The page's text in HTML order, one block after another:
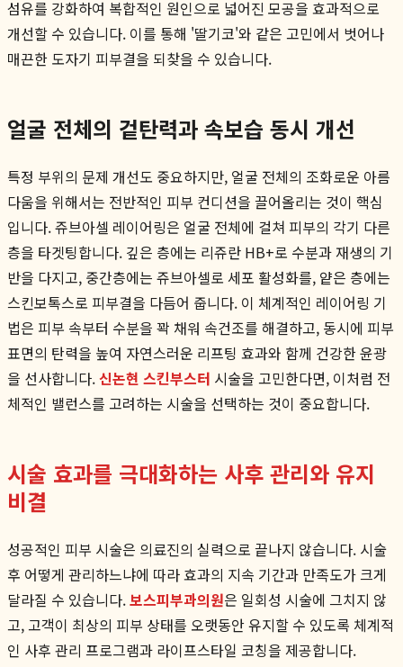
섬유를 강화하여 복합적인 원인으로 넓어진 모공을 효과적으로
개선할 수 있습니다. 이를 통해 '딸기코'와 같은 고민에서 벗어나
매끈한 도자기 피부결을 되찾을 수 있습니다.
얼굴 전체의 겉탄력과 속보습 동시 개선
특정 부위의 문제 개선도 중요하지만, 얼굴 전체의 조화로운 아름
다움을 위해서는 전반적인 피부 컨디션을 끌어올리는 것이 핵심
입니다. 쥬브아셀 레이어링은 얼굴 전체에 걸쳐 피부의 각기 다른
층을 타겟팅합니다. 깊은 층에는 리쥬란 HB+로 수분과 재생의 기
반을 다지고, 중간층에는 쥬브아셀로 세포 활성화를, 얕은 층에는
스킨보톡스로 피부결을 다듬어 줍니다. 이 체계적인 레이어링 기
법은 피부 속부터 수분을 꽉 채워 속건조를 해결하고, 동시에 피부
표면의 탄력을 높여 자연스러운 리프팅 효과와 함께 건강한 윤광
을 선사합니다.신논현 스킨부스터 시술을 고민한다면, 이처럼 전
체적인 밸런스를 고려하는 시술을 선택하는 것이 중요합니다.
시술 효과를 극대화하는 사후 관리와 유지
비결
성공적인 피부 시술은 의료진의 실력으로 끝나지 않습니다. 시술
후 어떻게 관리하느냐에 따라 효과의 지속 기간과 만족도가 크게
달라질 수 있습니다.보스피부과의원은 일회성 시술에 그치지 않
고, 고객이 최상의 피부 상태를 오랫동안 유지할 수 있도록 체계적
인 사후 관리 프로그램과 라이프스타일 코칭을 제공합니다.